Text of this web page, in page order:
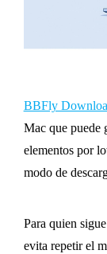
BBFly
Mac que puede
elementos por
modo de
Para quien
evita repetir el